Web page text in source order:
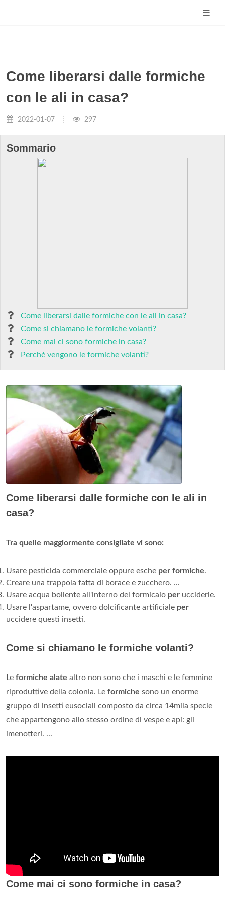
Come liberarsi dalle formiche
con le ali in casa?
2022-01-07 297
Sommario
Come liberarsi dalle formiche con le ali in casa?
Come si chiamano le formiche volanti?
Come mai ci sono formiche in casa?
Perché vengono le formiche volanti?
Come liberarsi dalle formiche con le ali in
casa?
Tra quelle maggiormente consigliate vi sono:
Usare pesticida commerciale oppure esche per formiche.
Creare una trappola fatta di borace e zucchero. ...
Usare acqua bollente all'interno del formicaio per ucciderle.
Usare l'aspartame, ovvero dolcificante artificiale per
uccidere questi insetti.
Come si chiamano le formiche volanti?
Le formiche alate altro non sono che i maschi e le femmine
riproduttive della colonia. Le formiche sono un enorme
gruppo di insetti eusociali composto da circa 14mila specie
che appartengono allo stesso ordine di vespe e api: gli
imenotteri. ...
Come mai ci sono formiche in casa?